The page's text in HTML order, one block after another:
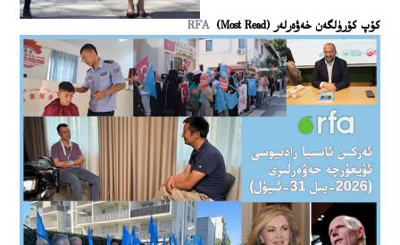
كۆپ كۆرۈلگەن خەۋەرلەر (Most Read) RFA